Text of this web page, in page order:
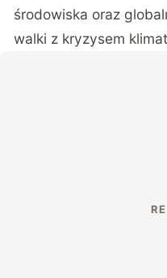
środowiska oraz
walki z kryzysem